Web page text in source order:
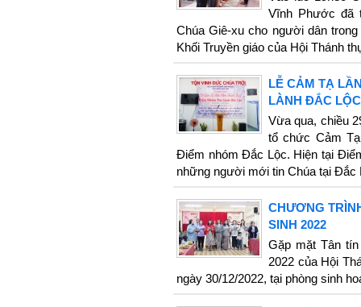
Vĩnh Phước đã
Chúa Giê-xu cho người dân
Khối Truyền giáo của Hội Thánh
LỄ CẢM TẠ
LÀNH ĐẮC LỘC
Vừa qua, chiều
tổ chức Cảm
Điểm nhóm Đắc Lộc. Hiện tại
những người mới tin Chúa tại Đắc
CHƯƠNG
SINH 2022
Gặp mặt Tân
2022 của Hội
ngày 30/12/2022, tại phòng sinh